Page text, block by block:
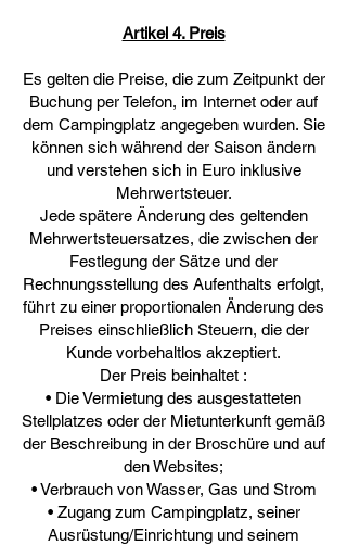
Artikel 4. Preis
Es gelten die Preise, die zum Zeitpunkt der
Buchung per Telefon, im Internet oder auf
dem Campingplatz angegeben wurden. Sie
können sich während der Saison ändern
und verstehen sich in Euro inklusive
Mehrwertsteuer.
Jede spätere Änderung des geltenden
Mehrwertsteuersatzes, die zwischen der
Festlegung der Sätze und der
Rechnungsstellung des Aufenthalts erfolgt,
führt zu einer proportionalen Änderung des
Preises einschließlich Steuern, die der
Kunde vorbehaltlos akzeptiert.
Der Preis beinhaltet :
• Die Vermietung des ausgestatteten
Stellplatzes oder der Mietunterkunft gemäß
der Beschreibung in der Broschüre und auf
den Websites;
• Verbrauch von Wasser, Gas und Strom
• Zugang zum Campingplatz, seiner
Ausrüstung/Einrichtung und seinem